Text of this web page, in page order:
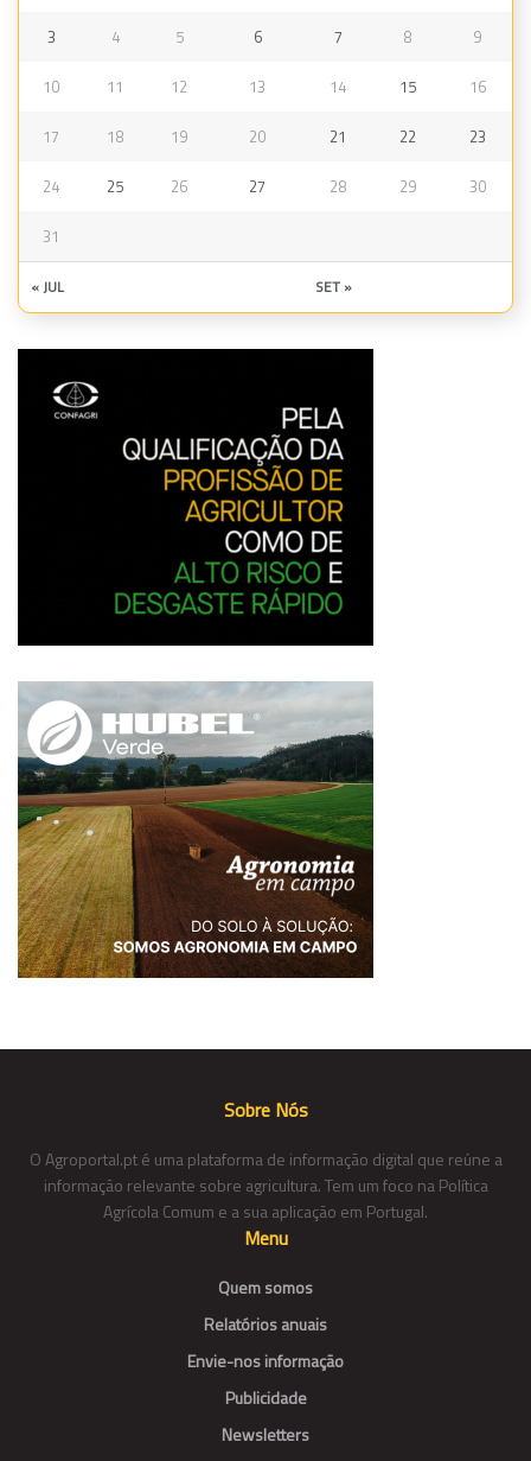
3 4 5 6 7 8 9
10 11 12 13 14 15 16
17 18 19 20 21 22 23
24 25 26 27 28 29 30
31
« JUL SET »
Sobre Nós
O Agroportal.pt é uma plataforma de informação digital que reúne a
informação relevante sobre agricultura. Tem um foco na Política
Agrícola Comum e a sua aplicação em Portugal.
Menu
Quem somos
Relatórios anuais
Envie-nos informação
Publicidade
Newsletters